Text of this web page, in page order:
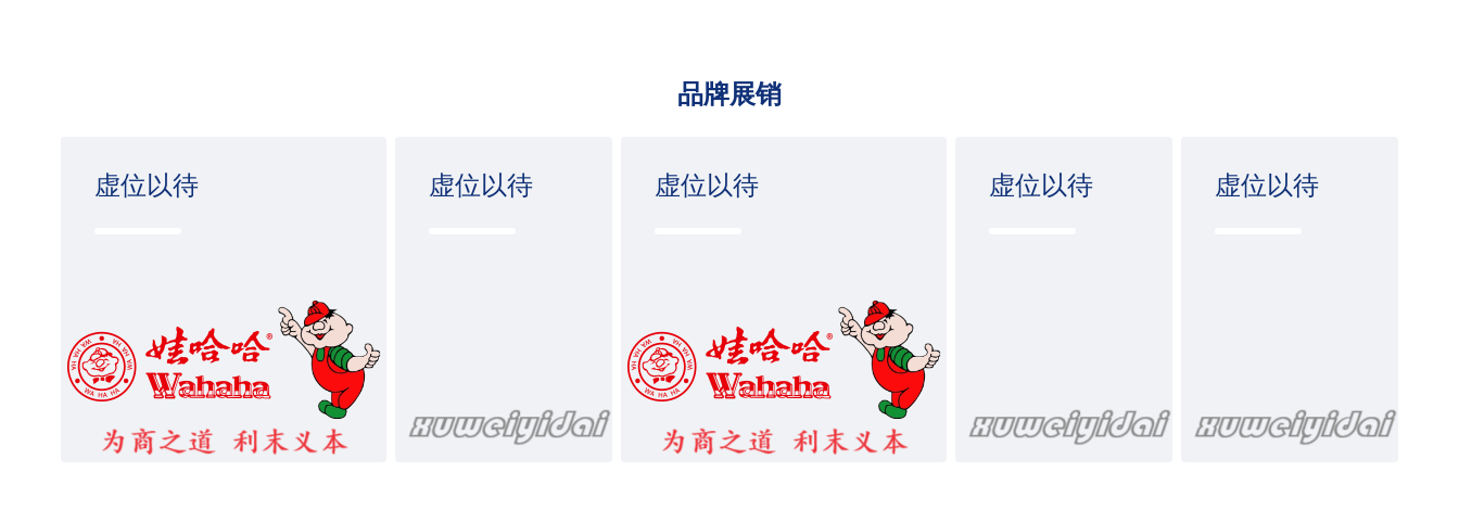
品牌展销
虚位以待 虚位以待 虚位以待 虚位以待 虚位以待